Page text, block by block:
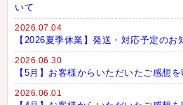
いて
2026.07.04
【2026夏季休業】発送・対応予定のお
2026.06.30
【5月】お客様からいただいたご感想を
2026.06.01